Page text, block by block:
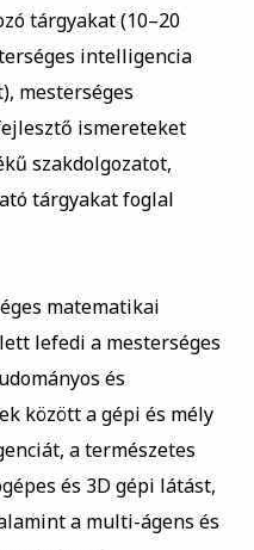
tárgyakat (10–20
intelligencia
mesterséges
ismereteket
szakdolgozatot,
tárgyakat foglal
matematikai
lefedi a mesterséges
és
között a gépi és mély
a természetes
és 3D gépi látást,
a multi-ágens és